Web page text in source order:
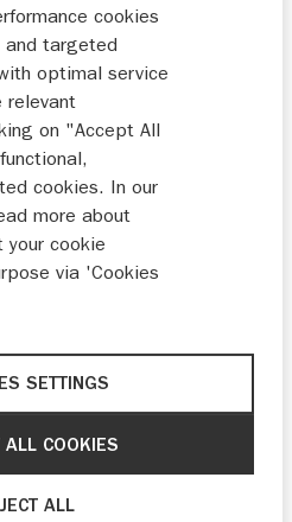
van de dealer weet de
Persoonlijke
voor mij als klant.
cookies
targeted
optimal service
relevant
on "Accept All
cookies. In our
more about
your cookie
via 'Cookies
SETTINGS
ALL
ALL COOKIES